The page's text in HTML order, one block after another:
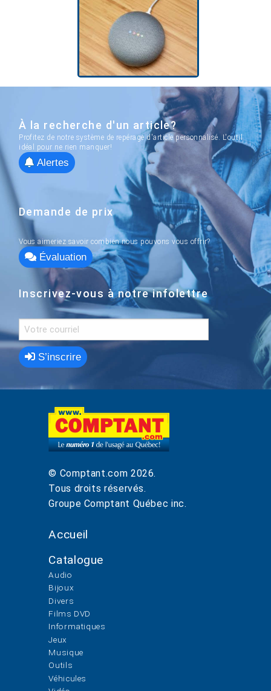
À la recherche d'un article?
Profitez de notre système de repérage d'article personnalisé. L'outil
idéal pour ne rien manquer!
Alertes
Demande de prix
Vous aimeriez savoir combien nous pouvons vous offrir?
Évaluation
Inscrivez-vous à notre infolettre
S’inscrire
© Comptant.com 2026.
Tous droits réservés.
Groupe Comptant Québec inc.
Accueil
Catalogue
Audio
Bijoux
Divers
Films DVD
Informatiques
Jeux
Musique
Outils
Véhicules